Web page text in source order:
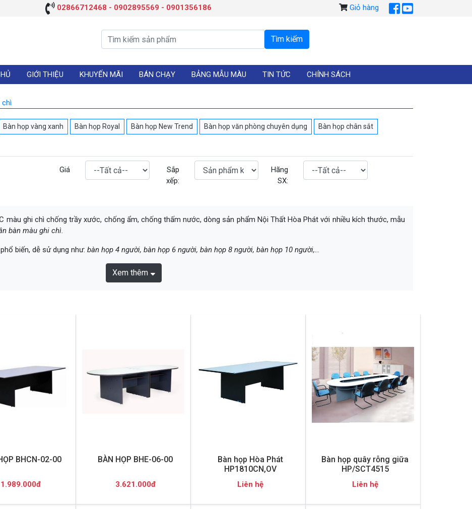
02866712468 - 0902895569 - 0901356186 Giỏ hàng
GIỚI THIỆU KHUYẾN MÃI BÁN CHẠY BẢNG MẪU MÀU TIN TỨC CHÍNH SÁCH
chì
Bàn họp vàng xanh Bàn họp Royal Bàn họp New Trend Bàn họp văn phòng chuyên dụng Bàn họp chân sắt
Giá
Sắp
xếp:
Hãng
SX:
màu ghi chì chống trầy xước, chống ẩm, chống thấm nước, dòng sản phẩm Nội Thất Hòa Phát với nhiều kích thước, mẫu
bàn màu ghi chì.
biến, dễ sử dụng như: bàn họp 4 người, bàn họp 6 người, bàn họp 8 người, bàn họp 10 người,...
Xem thêm
BHCN-02-00
1.989.000đ
BÀN HỌP BHE-06-00
3.621.000đ
Bàn họp Hòa Phát
HP1810CN,OV
Liên hệ
Bàn họp quây rỗng giữa
HP/SCT4515
Liên hệ